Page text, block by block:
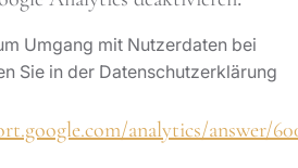
Umgang mit Nutzerdaten bei
Sie in der Datenschutzerklärung
analytics/answer/